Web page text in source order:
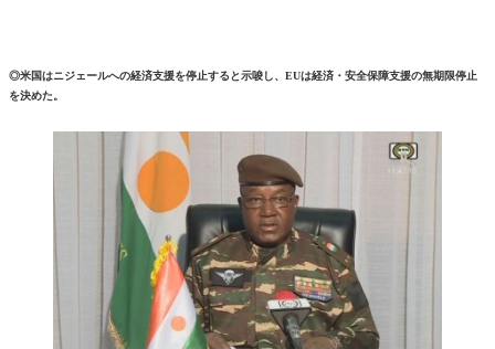
◎米国はニジェールへの経済支援を停止すると示唆し、EUは経済・安全保障支援の無期限停止
を決めた。